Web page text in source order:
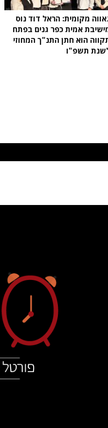
מקומית: הראל דוד נוס
אמית כפר גנים בפתח
הוא חתן התנ"ך המחוזי
תשפ"ו